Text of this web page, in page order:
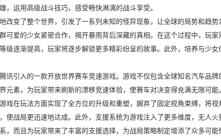
，运用高级战斗技巧，感受畅快淋漓的战斗享受。
变了整个世界，引发了一系列未知的怪异现象，让全球的局势和趋势
可爱的少女紧密合作，揭开暴雨背后深藏的真相。在这个过程中，玩
级逐渐提高，玩家将逐步解锁更多精彩纷呈的故事。此外，培养与少
引入的一款开放世界赛车竞速游戏。游戏不仅包含全球知名汽车品牌
元素，为玩家带来刷新的漂移竞速体验，使赛车对决变得充满无限可能。
在玩法方面实现了全方位的升级和重塑，摒弃了固定视角束缚，将视
使战局更迅速地达成。此外，支援系统为游戏注入了更多维度，无人火
，而且为玩家带来了丰富的支援选择，为战局策略制定增添了众多可能